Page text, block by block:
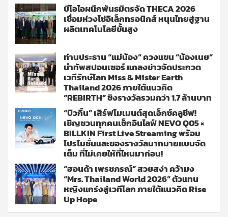
บีโอไอผนึกพันธมิตรจัด THECA 2026
เชื่อมห่วงโซ่อิเล็กทรอนิกส์ หนุนไทยสู่ฐาน
ผลิตเทคโนโลยีขั้นสูง
ท่านประธาน “แม่น้อง” ควงแขน “น้องเนย”
นำทัพสปอนเซอร์ แถลงข่าวจัดประกวด
เวทีรักษ์โลก Miss & Mister Earth
Thailand 2026 ภายใต้แนวคิด
“REBIRTH” ชิงรางวัลรวมกว่า 1.7 ล้านบาท
“บิวกิ้น” เสิร์ฟโมเมนต์สุดเอ็กซ์คลูซีฟ!
เชิญชวนทุกคนเช็กอินไลฟ์ NEVO Q05 ×
BILLKIN First Live Streaming พร้อม
โปรโมชั่นและของรางวัลมากมายแบบจัด
เต็ม ที่ไม่เคยให้ที่ไหนมาก่อน!
“ฮอนด้า เพรชภรณ์” สวยสง่า คว้ามง
“Mrs. Thailand World 2026” ตัวแทน
หญิงแกร่งสู่เวทีโลก ภายใต้แนวคิด Rise
Up Hope